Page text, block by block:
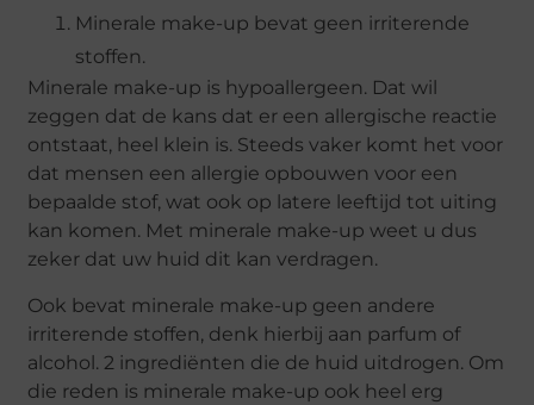
Minerale make-up bevat geen irriterende
stoffen.
Minerale make-up is hypoallergeen. Dat wil
zeggen dat de kans dat er een allergische reactie
ontstaat, heel klein is. Steeds vaker komt het voor
dat mensen een allergie opbouwen voor een
bepaalde stof, wat ook op latere leeftijd tot uiting
kan komen. Met minerale make-up weet u dus
zeker dat uw huid dit kan verdragen.
Ook bevat minerale make-up geen andere
irriterende stoffen, denk hierbij aan parfum of
alcohol. 2 ingrediënten die de huid uitdrogen. Om
die reden is minerale make-up ook heel erg